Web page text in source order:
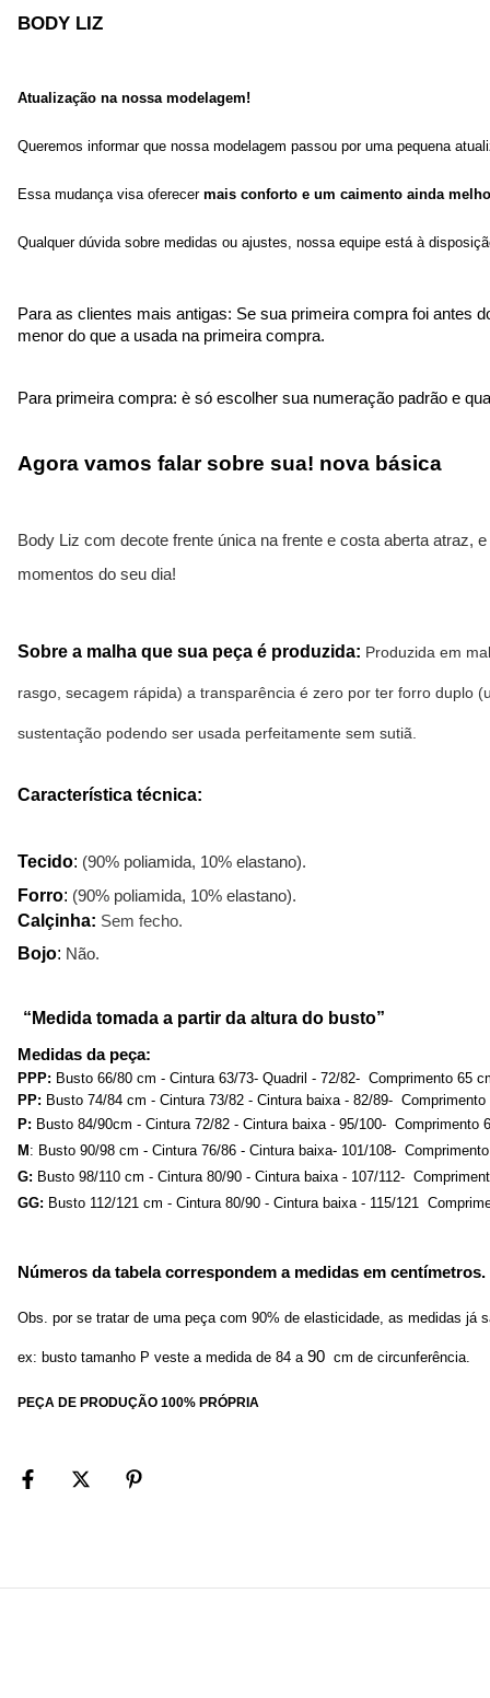
BODY LIZ
Atualização na nossa modelagem!
Queremos informar que nossa modelagem passou por uma pequena
Essa mudança visa oferecer mais conforto e um caimento ainda
Qualquer dúvida sobre medidas ou ajustes, nossa equipe está à
Para as clientes mais antigas: Se sua primeira compra foi antes
menor do que a usada na primeira compra.
Para primeira compra: è só escolher sua numeração padrão e
Agora vamos falar sobre sua! nova básica
Body Liz com decote frente única na frente e costa aberta atraz,
momentos do seu dia!
Sobre a malha que sua peça é produzida: Produzida em
rasgo, secagem rápida) a transparência é zero por ter forro duplo
sustentação podendo ser usada perfeitamente sem sutiã.
Característica técnica:
Tecido: (90% poliamida, 10% elastano).
Forro: (90% poliamida, 10% elastano).
Calçinha: Sem fecho.
Bojo: Não.
“Medida tomada a partir da altura do busto”
Medidas da peça:
PPP: Busto 66/80 cm - Cintura 63/73- Quadril - 72/82-  Comprimento 65
PP: Busto 74/84 cm - Cintura 73/82 - Cintura baixa - 82/89-
P: Busto 84/90cm - Cintura 72/82 - Cintura baixa - 95/100-  Comprimento
M : Busto 90/98 cm - Cintura 76/86 - Cintura baixa- 101/108-
G: Busto 98/110 cm - Cintura 80/90 - Cintura baixa - 107/112-
GG: Busto 112/121 cm - Cintura 80/90 - Cintura baixa - 115/121
Números da tabela correspondem a medidas em centímetros.
Obs. por se tratar de uma peça com 90% de elasticidade, as medidas já
ex: busto tamanho P veste a medida de 84 a 90 cm de circunferência.
PEÇA DE PRODUÇÃO 100% PRÓPRIA